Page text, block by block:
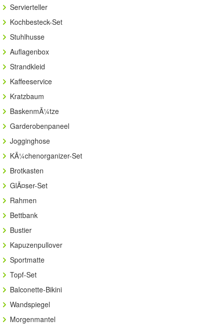
Servierteller
Kochbesteck-Set
Stuhlhusse
Auflagenbox
Strandkleid
Kaffeeservice
Kratzbaum
BaskenmÃ¼tze
Garderobenpaneel
Jogginghose
KÃ¼chenorganizer-Set
Brotkasten
GlÃ¤ser-Set
Rahmen
Bettbank
Bustier
Kapuzenpullover
Sportmatte
Topf-Set
Balconette-Bikini
Wandspiegel
Morgenmantel